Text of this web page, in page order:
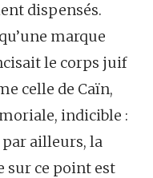
dispensés.
marque
le corps juif
celle de Caïn,
indicible :
par ailleurs, la
ce point est